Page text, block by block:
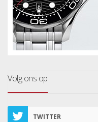
Volg ons op
TWITTER